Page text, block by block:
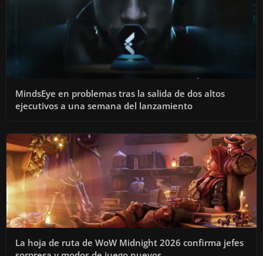
MindsEye en problemas tras la salida de dos altos
ejecutivos a una semana del lanzamiento
La hoja de ruta de WoW Midnight 2026 confirma jefes